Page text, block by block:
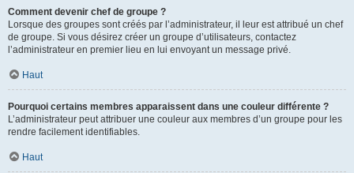
Comment devenir chef de groupe ?
Lorsque des groupes sont créés par l’administrateur, il leur est attribué un chef
de groupe. Si vous désirez créer un groupe d’utilisateurs, contactez
l’administrateur en premier lieu en lui envoyant un message privé.
Haut
Pourquoi certains membres apparaissent dans une couleur différente ?
L’administrateur peut attribuer une couleur aux membres d’un groupe pour les
rendre facilement identifiables.
Haut